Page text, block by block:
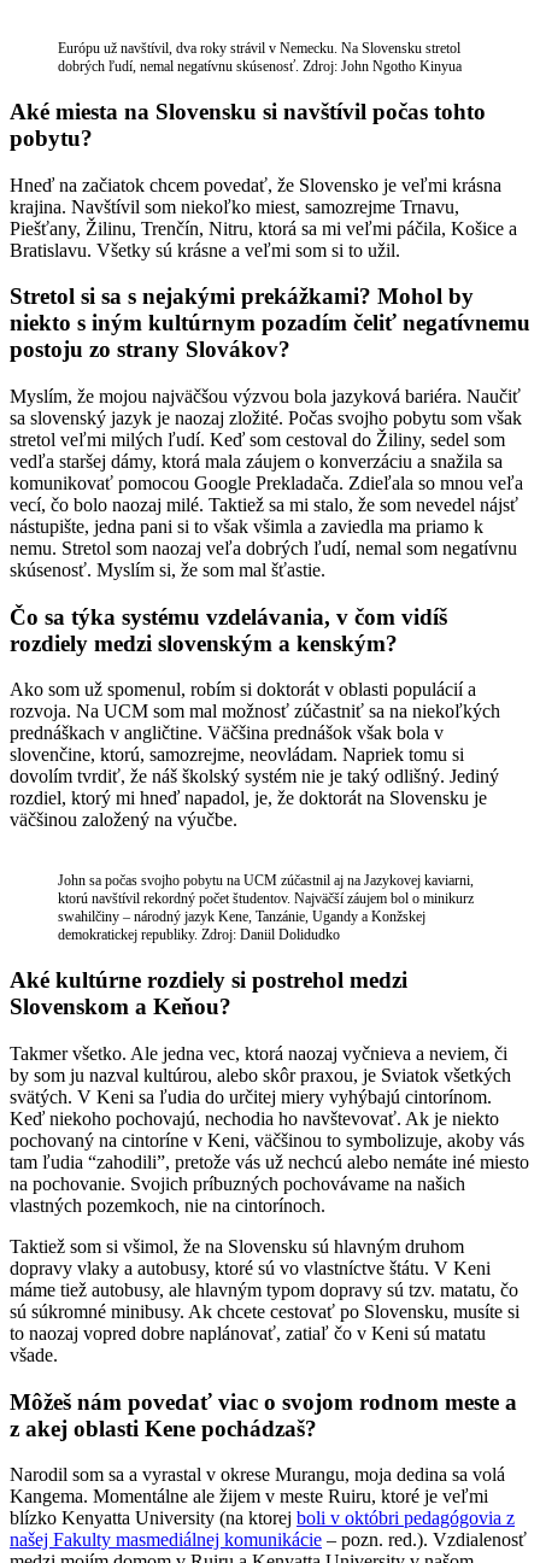
Európu už navštívil, dva roky strávil v Nemecku. Na Slovensku stretol
dobrých ľudí, nemal negatívnu skúsenosť. Zdroj: John Ngotho Kinyua
Aké miesta na Slovensku si navštívil počas tohto
pobytu?
Hneď na začiatok chcem povedať, že Slovensko je veľmi krásna
krajina. Navštívil som niekoľko miest, samozrejme Trnavu,
Piešťany, Žilinu, Trenčín, Nitru, ktorá sa mi veľmi páčila, Košice a
Bratislavu. Všetky sú krásne a veľmi som si to užil.
Stretol si sa s nejakými prekážkami? Mohol by
niekto s iným kultúrnym pozadím čeliť negatívnemu
postoju zo strany Slovákov?
Myslím, že mojou najväčšou výzvou bola jazyková bariéra. Naučiť
sa slovenský jazyk je naozaj zložité. Počas svojho pobytu som však
stretol veľmi milých ľudí. Keď som cestoval do Žiliny, sedel som
vedľa staršej dámy, ktorá mala záujem o konverzáciu a snažila sa
komunikovať pomocou Google Prekladača. Zdieľala so mnou veľa
vecí, čo bolo naozaj milé. Taktiež sa mi stalo, že som nevedel nájsť
nástupište, jedna pani si to však všimla a zaviedla ma priamo k
nemu. Stretol som naozaj veľa dobrých ľudí, nemal som negatívnu
skúsenosť. Myslím si, že som mal šťastie.
Čo sa týka systému vzdelávania, v čom vidíš
rozdiely medzi slovenským a kenským?
Ako som už spomenul, robím si doktorát v oblasti populácií a
rozvoja. Na UCM som mal možnosť zúčastniť sa na niekoľkých
prednáškach v angličtine. Väčšina prednášok však bola v
slovenčine, ktorú, samozrejme, neovládam. Napriek tomu si
dovolím tvrdiť, že náš školský systém nie je taký odlišný. Jediný
rozdiel, ktorý mi hneď napadol, je, že doktorát na Slovensku je
väčšinou založený na výučbe.
John sa počas svojho pobytu na UCM zúčastnil aj na Jazykovej kaviarni,
ktorú navštívil rekordný počet študentov. Najväčší záujem bol o minikurz
swahilčiny – národný jazyk Kene, Tanzánie, Ugandy a Konžskej
demokratickej republiky. Zdroj: Daniil Dolidudko
Aké kultúrne rozdiely si postrehol medzi
Slovenskom a Keňou?
Takmer všetko. Ale jedna vec, ktorá naozaj vyčnieva a neviem, či
by som ju nazval kultúrou, alebo skôr praxou, je Sviatok všetkých
svätých. V Keni sa ľudia do určitej miery vyhýbajú cintorínom.
Keď niekoho pochovajú, nechodia ho navštevovať. Ak je niekto
pochovaný na cintoríne v Keni, väčšinou to symbolizuje, akoby vás
tam ľudia “zahodili”, pretože vás už nechcú alebo nemáte iné miesto
na pochovanie. Svojich príbuzných pochovávame na našich
vlastných pozemkoch, nie na cintorínoch.
Taktiež som si všimol, že na Slovensku sú hlavným druhom
dopravy vlaky a autobusy, ktoré sú vo vlastníctve štátu. V Keni
máme tiež autobusy, ale hlavným typom dopravy sú tzv. matatu, čo
sú súkromné minibusy. Ak chcete cestovať po Slovensku, musíte si
to naozaj vopred dobre naplánovať, zatiaľ čo v Keni sú matatu
všade.
Môžeš nám povedať viac o svojom rodnom meste a
z akej oblasti Kene pochádzaš?
Narodil som sa a vyrastal v okrese Murangu, moja dedina sa volá
Kangema. Momentálne ale žijem v meste Ruiru, ktoré je veľmi
blízko Kenyatta University (na ktorej boli v októbri pedagógovia z
našej Fakulty masmediálnej komunikácie – pozn. red.). Vzdialenosť